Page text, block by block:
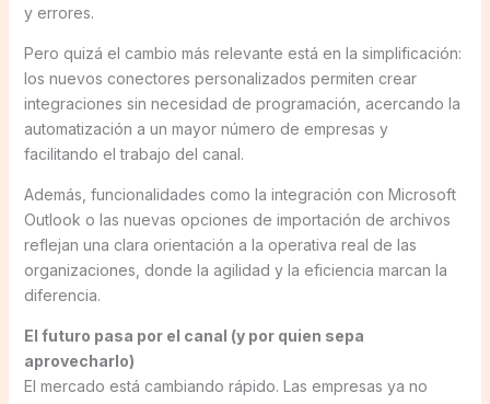
y errores.
Pero quizá el cambio más relevante está en la simplificación:
los nuevos conectores personalizados permiten crear
integraciones sin necesidad de programación, acercando la
automatización a un mayor número de empresas y
facilitando el trabajo del canal.
Además, funcionalidades como la integración con Microsoft
Outlook o las nuevas opciones de importación de archivos
reflejan una clara orientación a la operativa real de las
organizaciones, donde la agilidad y la eficiencia marcan la
diferencia.
El futuro pasa por el canal (y por quien sepa
aprovecharlo)
El mercado está cambiando rápido. Las empresas ya no